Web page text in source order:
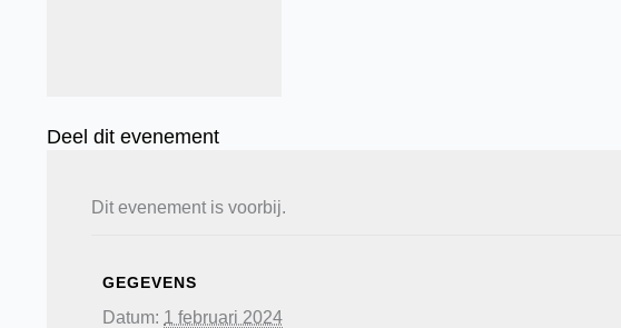
Deel dit evenement
Dit evenement is voorbij.
GEGEVENS
Datum: 1 februari 2024